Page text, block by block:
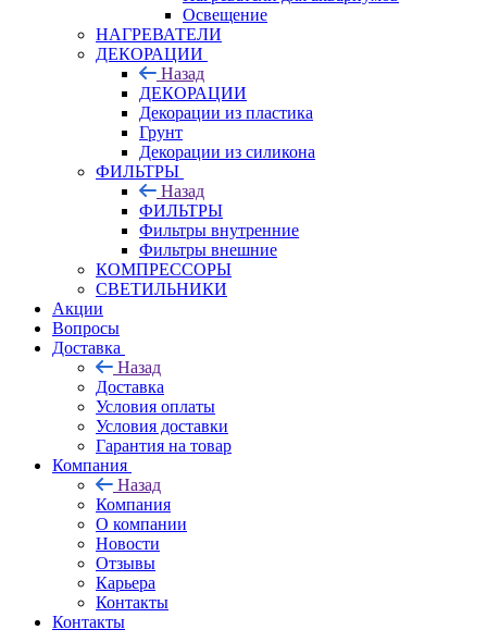
Освещение
НАГРЕВАТЕЛИ
ДЕКОРАЦИИ
Назад
ДЕКОРАЦИИ
Декорации из пластика
Грунт
Декорации из силикона
ФИЛЬТРЫ
Назад
ФИЛЬТРЫ
Фильтры внутренние
Фильтры внешние
КОМПРЕССОРЫ
СВЕТИЛЬНИКИ
Акции
Вопросы
Доставка
Назад
Доставка
Условия оплаты
Условия доставки
Гарантия на товар
Компания
Назад
Компания
О компании
Новости
Отзывы
Карьера
Контакты
Контакты